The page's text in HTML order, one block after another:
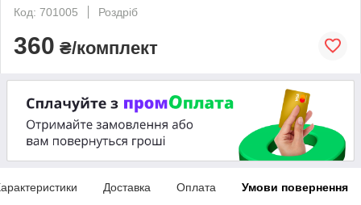
Код: 701005
Роздріб
360 ₴/комплект
Доставка Оплата Умови повернення